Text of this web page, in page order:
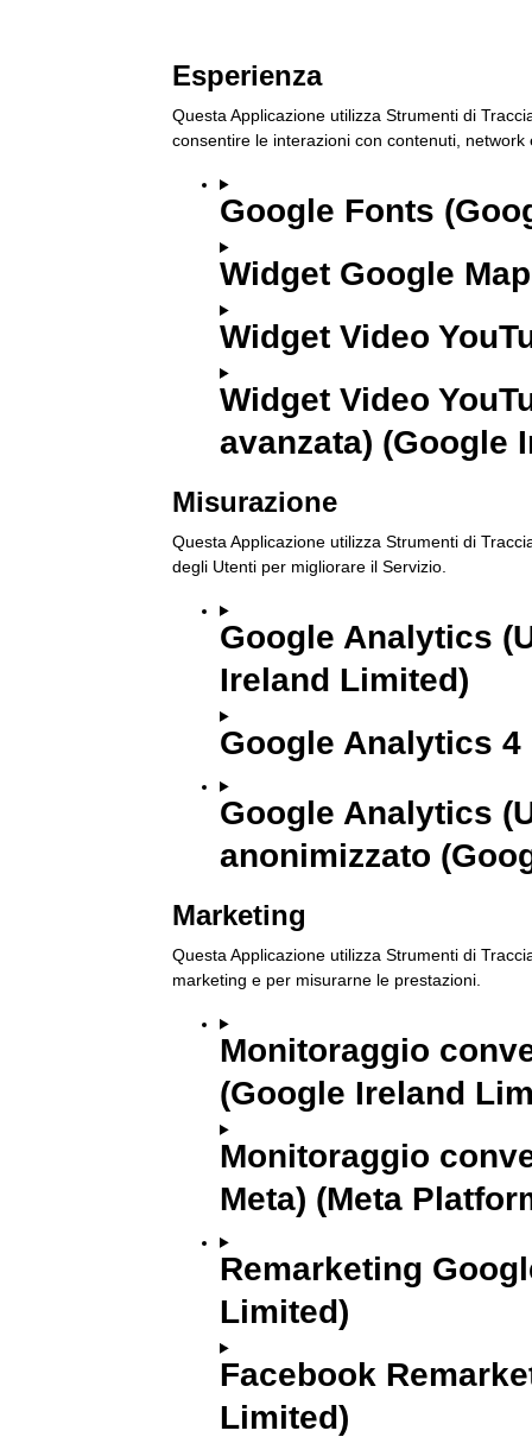
Esperienza
Questa Applicazione utilizza Strumenti di
consentire le interazioni con contenuti,
Google Fonts
Widget Google
Widget Video
Widget Video
avanzata) (Google
Misurazione
Questa Applicazione utilizza Strumenti di
degli Utenti per migliorare il Servizio.
Google Analytics
Ireland Limited)
Google Analytics
Google Analytics
anonimizzato
Marketing
Questa Applicazione utilizza Strumenti di
marketing e per misurarne le prestazioni.
Monitoraggio
(Google Ireland
Monitoraggio
Meta) (Meta
Remarketing
Limited)
Facebook
Limited)